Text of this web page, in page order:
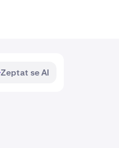
Zeptat se AI